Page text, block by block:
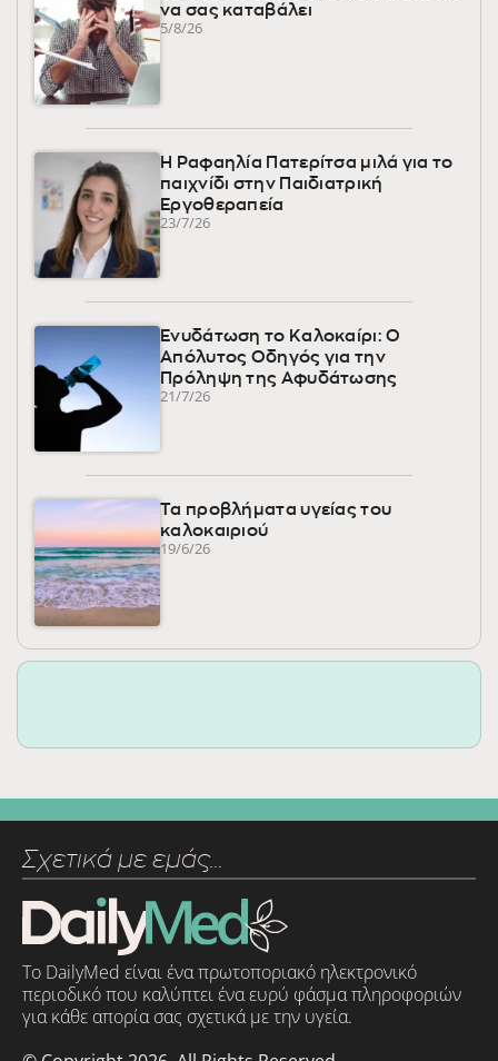
να σας καταβάλει
5/8/26
Η Ραφαηλία Πατερίτσα μιλά για το
παιχνίδι στην Παιδιατρική
Εργοθεραπεία
23/7/26
Ενυδάτωση το Καλοκαίρι: Ο
Απόλυτος Οδηγός για την
Πρόληψη της Αφυδάτωσης
21/7/26
Τα προβλήματα υγείας του
καλοκαιριού
19/6/26
Σχετικά με εμάς…
Το DailyMed είναι ένα πρωτοποριακό ηλεκτρονικό
περιοδικό που καλύπτει ένα ευρύ φάσμα πληροφοριών
για κάθε απορία σας σχετικά με την υγεία.